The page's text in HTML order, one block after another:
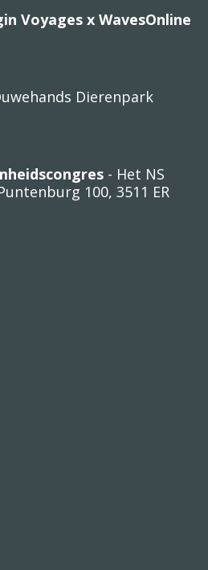
Voyages x WavesOnline
Dierenpark
- Het NS
100, 3511 ER